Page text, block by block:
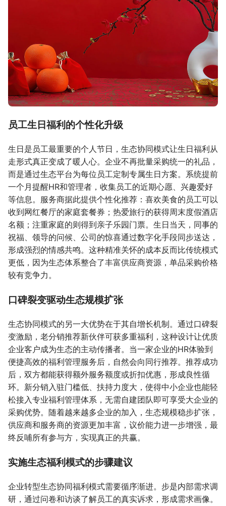
员工生日福利的个性化升级
生日是员工最重要的个人节日，生态协同模式让生日福利从
走形式真正变成了暖人心。企业不再批量采购统一的礼品，
而是通过生态平台为每位员工定制专属生日方案。系统提前
一个月提醒HR和管理者，收集员工的近期心愿、兴趣爱好
等信息。服务商据此提供个性化推荐：喜欢美食的员工可以
收到网红餐厅的家庭套餐券；热爱旅行的获得周末度假酒店
名额；注重家庭的则得到亲子乐园门票。生日当天，同事的
祝福、领导的问候、公司的惊喜通过数字化手段同步送达，
形成强烈的情感共鸣。这种精准关怀的成本反而比传统模式
更低，因为生态体系整合了丰富供应商资源，单品采购价格
较有竞争力。
口碑裂变驱动生态规模扩张
生态协同模式的另一大优势在于其自增长机制。通过口碑裂
变激励，老分销推荐新伙伴可获多重福利，这种设计让优质
企业客户成为生态的主动传播者。当一家企业的HR体验到
便捷高效的福利管理服务后，自然会向同行推荐。推荐成功
后，双方都能获得额外服务额度或折扣优惠，形成良性循
环。新分销入驻门槛低、扶持力度大，使得中小企业也能轻
松接入专业福利管理体系，无需自建团队即可享受大企业的
采购优势。随着越来越多企业的加入，生态规模稳步扩张，
供应商和服务商的资源更加丰富，议价能力进一步增强，最
终反哺所有参与方，实现真正的共赢。
实施生态福利模式的步骤建议
企业转型生态协同福利模式需要循序渐进。步是内部需求调
研，通过问卷和访谈了解员工的真实诉求，形成需求画像。